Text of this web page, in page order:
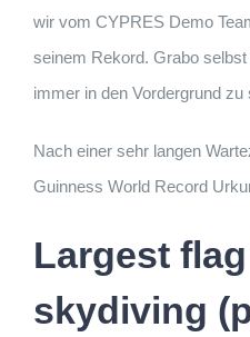
wir vom CYPRES Demo
seinem Rekord. Grabo
immer in den Vordergrund zu
Nach einer sehr langen
Guinness World Record
Largest
skydiving